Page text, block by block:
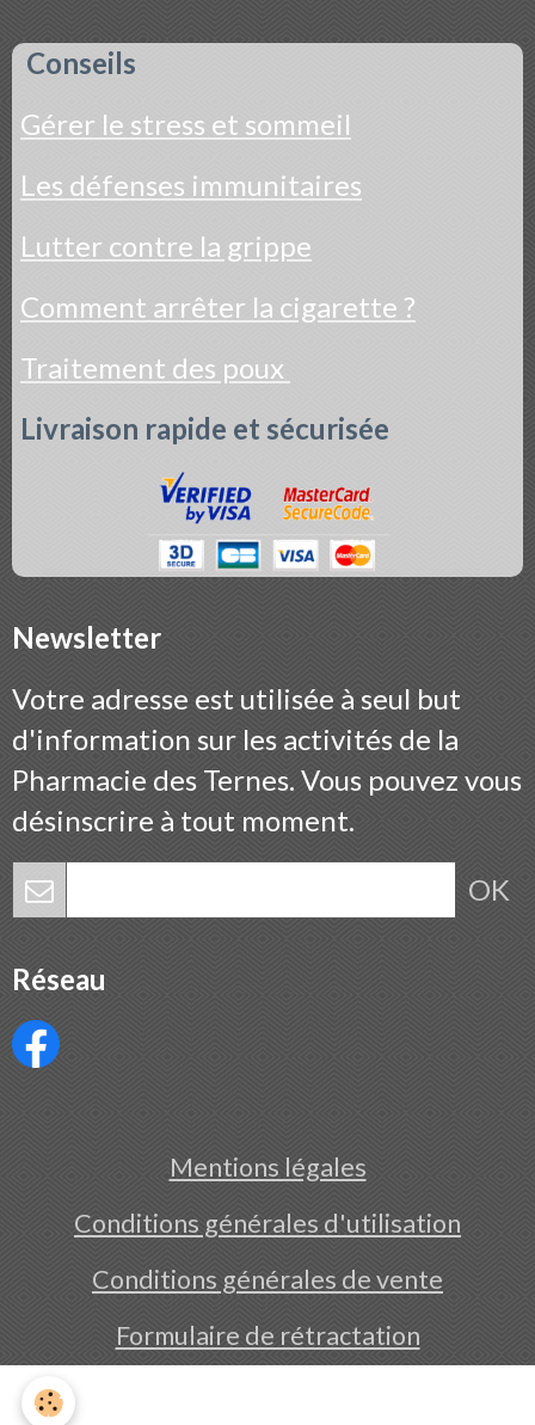
Conseils
Gérer le stress et sommeil
Les défenses immunitaires
Lutter contre la grippe
Comment arrêter la cigarette ?
Traitement des poux
Livraison rapide et sécurisée
Newsletter
Votre adresse est utilisée à seul but
d'information sur les activités de la
Pharmacie des Ternes. Vous pouvez vous
désinscrire à tout moment.
OK
Réseau
Mentions légales
Conditions générales d'utilisation
Conditions générales de vente
Formulaire de rétractation